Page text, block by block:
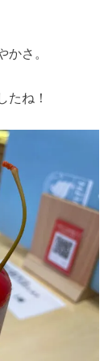
かさ。
たね！